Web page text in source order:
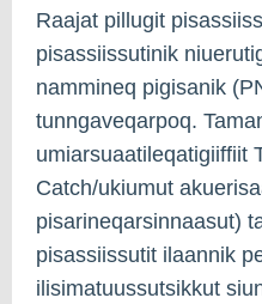
Raajat pillugit
pisassiissutinik
nammineq pigisanik
tunngaveqarpoq.
umiarsuaatileqatigiiffiit
Catch/ukiumut
pisarineqarsinnaasut)
pisassiissutit ilaannik
ilisimatuussutsikkut